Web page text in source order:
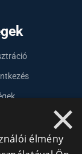
×
élmény